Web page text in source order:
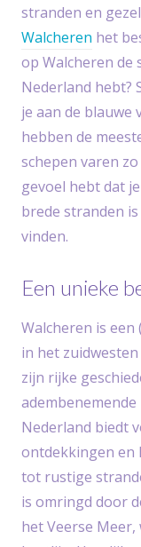
stranden en
Walcheren het
op Walcheren de
Nederland hebt?
je aan de blauwe
hebben de
schepen varen
gevoel hebt dat
brede stranden
vinden.
Een unieke
Walcheren is een
in het
zijn rijke
Nederland biedt
ontdekkingen en
tot rustige
is omringd door
het Veerse